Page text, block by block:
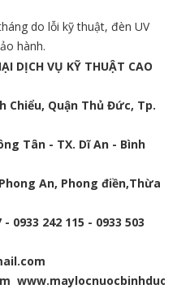
do lỗi kỹ thuật, đèn UV
hành.
DỊCH VỤ KỸ THUẬT CAO
Chiểu, Quận Thủ Đức, Tp.
Tân - TX. Dĩ An - Bình
An, Phong điền,Thừa
0933 242 115 - 0933 503